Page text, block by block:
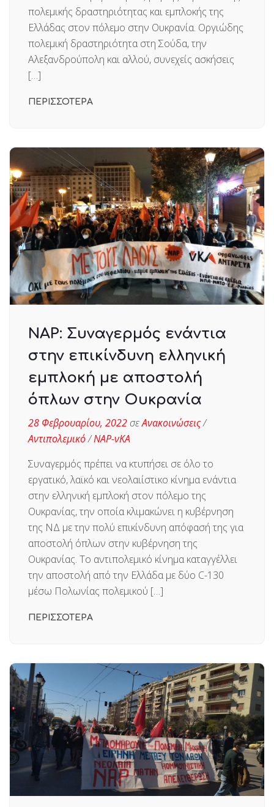
πολεμικής δραστηριότητας και εμπλοκής της
Ελλάδας στον πόλεμο στην Ουκρανία. Οργιώδης
πολεμική δραστηριότητα στη Σούδα, την
Αλεξανδρούπολη και αλλού, συνεχείς ασκήσεις
[…]
ΠΕΡΙΣΣΟΤΕΡΑ
ΝΑΡ: Συναγερμός ενάντια
στην επικίνδυνη ελληνική
εμπλοκή με αποστολή
όπλων στην Ουκρανία
28 Φεβρουαρίου, 2022σεΑνακοινώσεις/
Αντιπολεμικό/ΝΑΡ-νΚΑ
Συναγερμός πρέπει να κτυπήσει σε όλο το
εργατικό, λαϊκό και νεολαιίστικο κίνημα ενάντια
στην ελληνική εμπλοκή στον πόλεμο της
Ουκρανίας, την οποία κλιμακώνει η κυβέρνηση
της ΝΔ με την πολύ επικίνδυνη απόφασή της για
αποστολή όπλων στην κυβέρνηση της
Ουκρανίας. Το αντιπολεμικό κίνημα καταγγέλλει
την αποστολή από την Ελλάδα με δύο C-130
μέσω Πολωνίας πολεμικού […]
ΠΕΡΙΣΣΟΤΕΡΑ